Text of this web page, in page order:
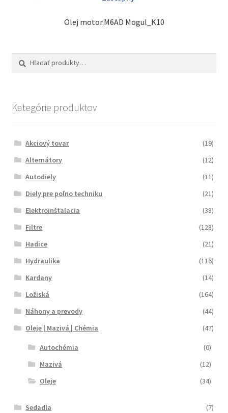
Olej motor.M6AD Mogul_K10
Hľadať:
Vyhľadávanie
Kategórie produktov
Akciový tovar
(19)
Alternátory
(12)
Autodiely
(11)
Diely pre poľno techniku
(21)
Elektroinštalacia
(38)
Filtre
(128)
Hadice
(21)
Hydraulika
(116)
Kardany
(14)
Ložiská
(164)
Náhony a prevody
(44)
Oleje | Mazivá | Chémia
(47)
Autochémia
(0)
Mazivá
(12)
Oleje
(34)
Sedadla
(7)